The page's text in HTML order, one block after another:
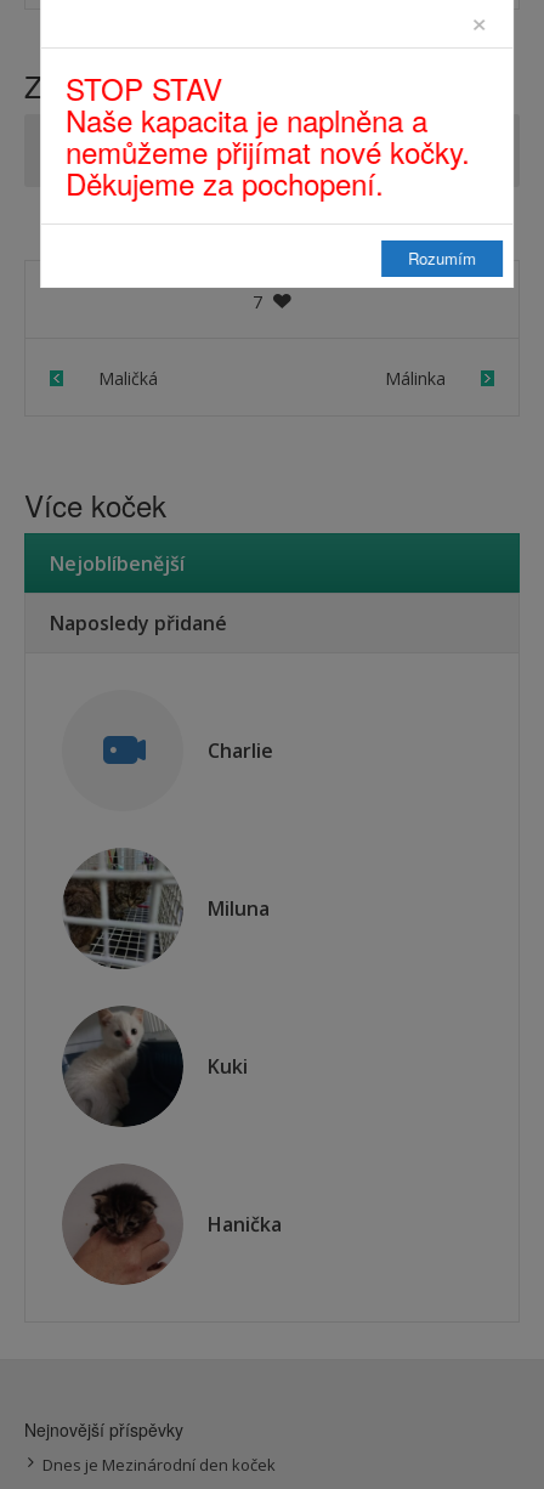
Zprávy z domova
Zatím tu žádné zprávy nejsou...
7
Maličká Málinka
Více koček
Nejoblíbenější
Naposledy přidané
Charlie
Miluna
Kuki
Hanička
Nejnovější příspěvky
Dnes je Mezinárodní den koček
×
STOP STAV
Naše kapacita je naplněna a
nemůžeme přijímat nové kočky.
Děkujeme za pochopení.
Rozumím